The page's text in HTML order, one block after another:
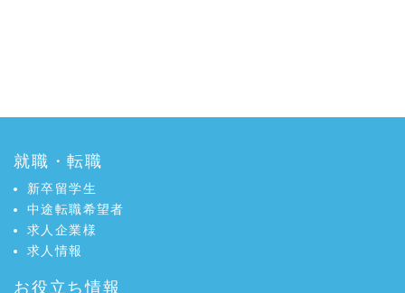
就職・転職
新卒留学生
中途転職希望者
求人企業様
求人情報
お役立ち情報